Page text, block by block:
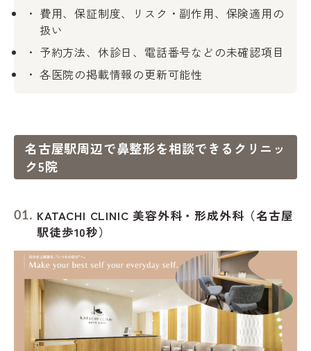
費用、保証制度、リスク・副作用、保険適用の
扱い
予約方法、休診日、電話番号などの未確認項目
各医院の掲載情報の更新可能性
名古屋駅周辺で鼻整形を相談できるクリニッ
ク5院
KATACHI CLINIC 美容外科・形成外科（名古屋
駅徒歩10秒）